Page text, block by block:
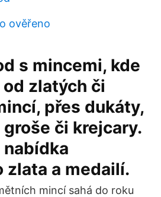
ověřeno
s mincemi, kde
zlatých či
přes dukáty,
či krejcary.
zlata a medailí.
mincí sahá do roku